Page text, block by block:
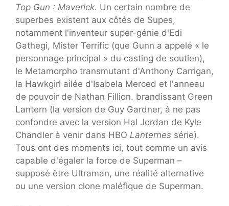
Top Gun : Maverick. Un certain nombre de
superbes existent aux côtés de Supes,
notamment l'inventeur super-génie d'Edi
Gathegi, Mister Terrific (que Gunn a appelé « le
personnage principal » du casting de soutien),
le Metamorpho transmutant d'Anthony Carrigan,
la Hawkgirl ailée d'Isabela Merced et l'anneau
de pouvoir de Nathan Fillion. brandissant Green
Lantern (la version de Guy Gardner, à ne pas
confondre avec la version Hal Jordan de Kyle
Chandler à venir dans HBO Lanternes série).
Tous ont des moments ici, tout comme un avis
capable d'égaler la force de Superman –
supposé être Ultraman, une réalité alternative
ou une version clone maléfique de Superman.